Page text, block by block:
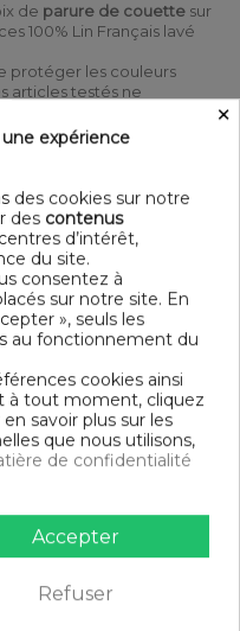
de parure de couette sur
100% Lin Français lavé
protéger les couleurs
articles testés ne
40°C
140 x 200 cm, 2 taies pour
×
expérience
des cookies sur notre
des contenus
d’intérêt,
du site.
consentez à
sur notre site. En
», seuls les
au fonctionnement du
cookies ainsi
à tout moment, cliquez
savoir plus sur les
que nous utilisons,
de confidentialité
Accepter
Refuser